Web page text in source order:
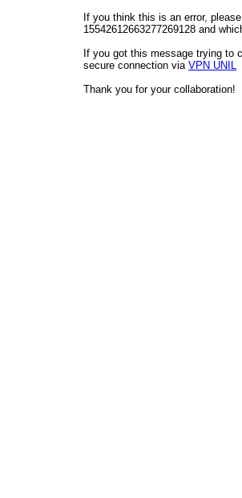
If you think this is an error,
15542612663277269128 and
If you got this message trying to
secure connection via VPN UNIL
Thank you for your collaboration!